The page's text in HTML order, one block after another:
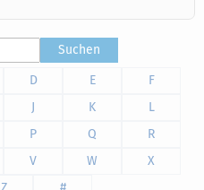
Suchen
D E
F
J K
L
P Q
R
V W
X